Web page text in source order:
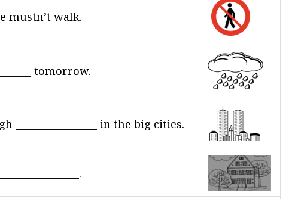
mustn’t walk.
tomorrow.
in the big cities.